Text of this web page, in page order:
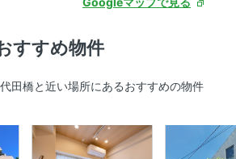
すすめ物件
田橋と近い場所にあるおすすめの物件